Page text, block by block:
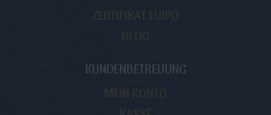
KUNDENBETREUUNG